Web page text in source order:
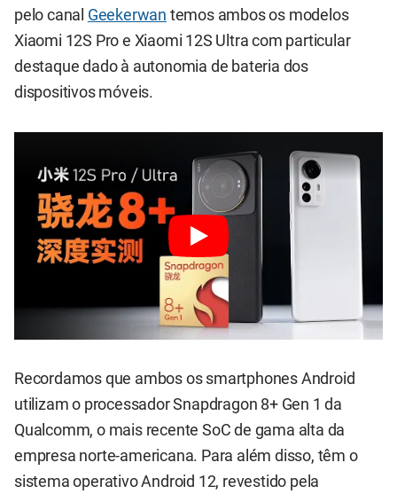
pelo canal Geekerwan temos ambos os modelos
Xiaomi 12S Pro e Xiaomi 12S Ultra com particular
destaque dado à autonomia de bateria dos
dispositivos móveis.
Recordamos que ambos os smartphones Android
utilizam o processador Snapdragon 8+ Gen 1 da
Qualcomm, o mais recente SoC de gama alta da
empresa norte-americana. Para além disso, têm o
sistema operativo Android 12, revestido pela